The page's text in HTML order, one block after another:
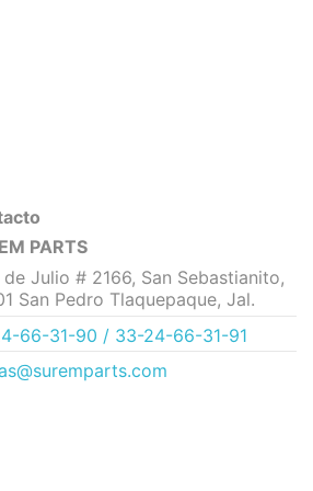
PARTS
Julio # 2166, San Sebastianito,
San Pedro Tlaquepaque, Jal.
66-31-90 / 33-24-66-31-91